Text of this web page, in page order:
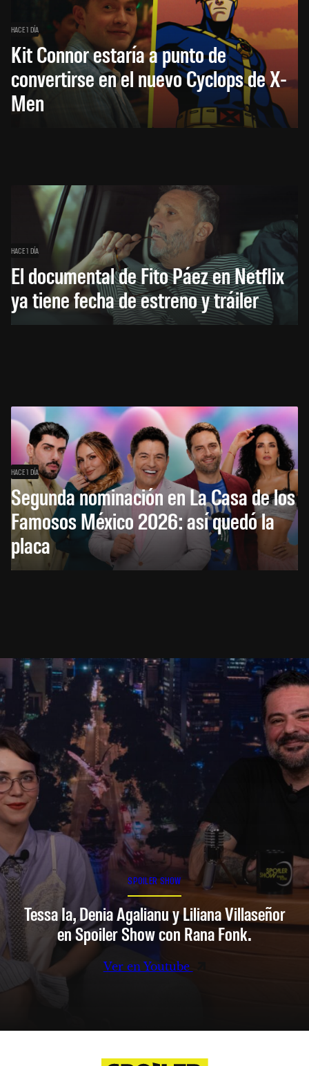
HACE 1 DÍA
Kit Connor estaría a punto de
convertirse en el nuevo Cyclops de X-
Men
HACE 1 DÍA
El documental de Fito Páez en Netflix
ya tiene fecha de estreno y tráiler
HACE 1 DÍA
Segunda nominación en La Casa de los
Famosos México 2026: así quedó la
placa
SPOILER SHOW
Tessa Ia, Denia Agalianu y Liliana Villaseñor
en Spoiler Show con Rana Fonk.
Ver en Youtube